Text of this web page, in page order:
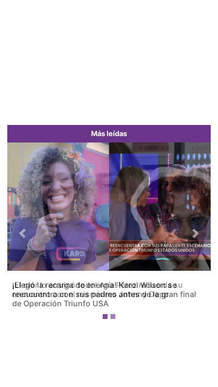
Más leídas
¡El olor lo arruinó todo! Ana Pérez recuerda su
encuentro con el mismísimo Johnny Depp
Previous Next